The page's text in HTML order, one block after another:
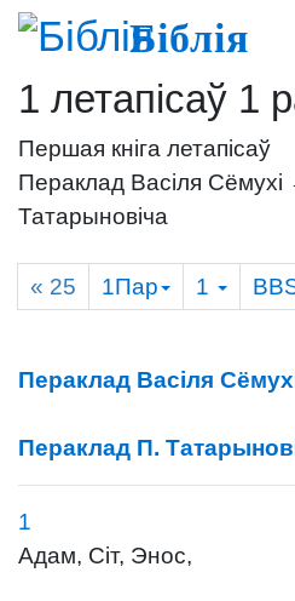
Біблія
1 летапісаў 1
Першая кніга летапісаў
Пераклад Васіля
Татарыновіча
« 25 1Пар 1
Пераклад Васіля
Пераклад П.
1
Адам, Сіт, Энос,